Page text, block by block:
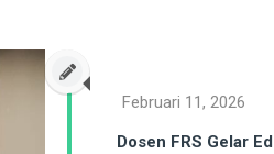
Dosen FRS Gelar
Februari 11, 2026